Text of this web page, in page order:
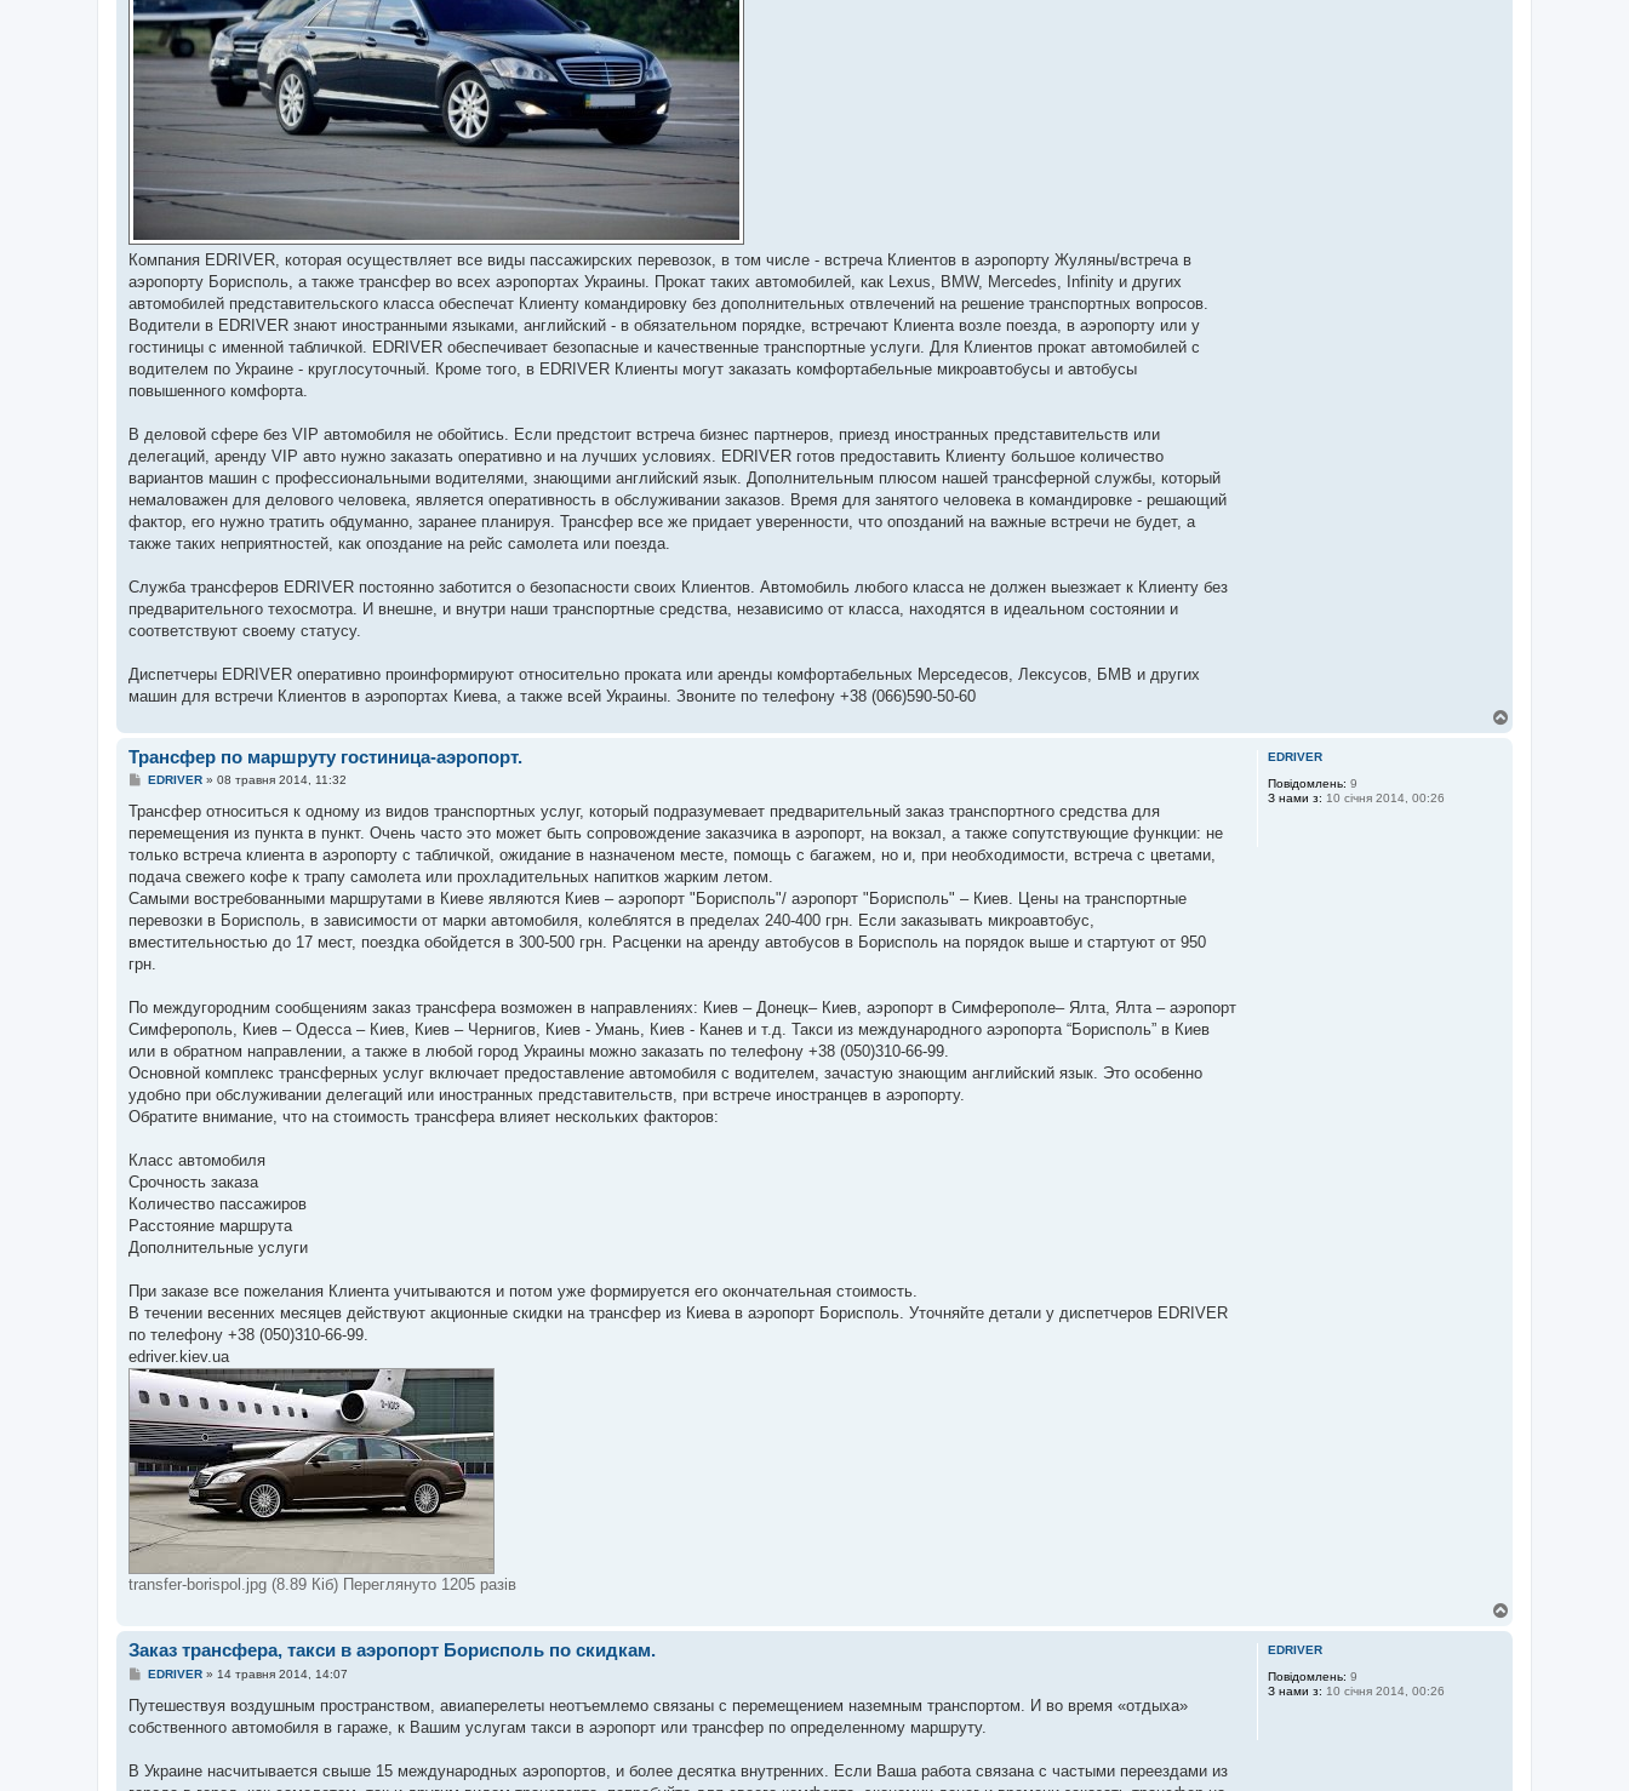
Компания EDRIVER, которая осуществляет все виды пассажирских перевозок, в том числе - встреча Клиентов в аэропорту Жуляны/встреча в
аэропорту Борисполь, а также трансфер во всех аэропортах Украины. Прокат таких автомобилей, как Lexus, BMW, Mercedes, Infinity и других
автомобилей представительского класса обеспечат Клиенту командировку без дополнительных отвлечений на решение транспортных вопросов.
Водители в EDRIVER знают иностранными языками, английский - в обязательном порядке, встречают Клиента возле поезда, в аэропорту или у
гостиницы с именной табличкой. EDRIVER обеспечивает безопасные и качественные транспортные услуги. Для Клиентов прокат автомобилей с
водителем по Украине - круглосуточный. Кроме того, в EDRIVER Клиенты могут заказать комфортабельные микроавтобусы и автобусы
повышенного комфорта.
В деловой сфере без VIP автомобиля не обойтись. Если предстоит встреча бизнес партнеров, приезд иностранных представительств или
делегаций, аренду VIP авто нужно заказать оперативно и на лучших условиях. EDRIVER готов предоставить Клиенту большое количество
вариантов машин с профессиональными водителями, знающими английский язык. Дополнительным плюсом нашей трансферной службы, который
немаловажен для делового человека, является оперативность в обслуживании заказов. Время для занятого человека в командировке - решающий
фактор, его нужно тратить обдуманно, заранее планируя. Трансфер все же придает уверенности, что опозданий на важные встречи не будет, а
также таких неприятностей, как опоздание на рейс самолета или поезда.
Служба трансферов EDRIVER постоянно заботится о безопасности своих Клиентов. Автомобиль любого класса не должен выезжает к Клиенту без
предварительного техосмотра. И внешне, и внутри наши транспортные средства, независимо от класса, находятся в идеальном состоянии и
соответствуют своему статусу.
Диспетчеры EDRIVER оперативно проинформируют относительно проката или аренды комфортабельных Мерседесов, Лексусов, БМВ и других
машин для встречи Клиентов в аэропортах Киева, а также всей Украины. Звоните по телефону +38 (066)590-50-60
EDRIVER
Повідомлень: 9
З нами з: 10 січня 2014, 00:26
Трансфер по маршруту гостиница-аэропорт.
П
в
д
о
л
е
н
я
EDRIVER» 08 травня 2014, 11:32
Трансфер относиться к одному из видов транспортных услуг, который подразумевает предварительный заказ транспортного средства для
перемещения из пункта в пункт. Очень часто это может быть сопровождение заказчика в аэропорт, на вокзал, а также сопутствующие функции: не
только встреча клиента в аэропорту с табличкой, ожидание в назначеном месте, помощь с багажем, но и, при необходимости, встреча с цветами,
подача свежего кофе к трапу самолета или прохладительных напитков жарким летом.
Самыми востребованными маршрутами в Киеве являются Киев – аэропорт "Борисполь"/ аэропорт "Борисполь" – Киев. Цены на транспортные
перевозки в Борисполь, в зависимости от марки автомобиля, колеблятся в пределах 240-400 грн. Если заказывать микроавтобус,
вместительностью до 17 мест, поездка обойдется в 300-500 грн. Расценки на аренду автобусов в Борисполь на порядок выше и стартуют от 950
грн.
По междугородним сообщениям заказ трансфера возможен в направлениях: Киев – Донецк– Киев, аэропорт в Симферополе– Ялта, Ялта – аэропорт
Симферополь, Киев – Одесса – Киев, Киев – Чернигов, Киев - Умань, Киев - Канев и т.д. Такси из международного аэропорта “Борисполь” в Киев
или в обратном направлении, а также в любой город Украины можно заказать по телефону +38 (050)310-66-99.
Основной комплекс трансферных услуг включает предоставление автомобиля с водителем, зачастую знающим английский язык. Это особенно
удобно при обслуживании делегаций или иностранных представительств, при встрече иностранцев в аэропорту.
Обратите внимание, что на стоимость трансфера влияет нескольких факторов:
Класс автомобиля
Срочность заказа
Количество пассажиров
Расстояние маршрута
Дополнительные услуги
При заказе все пожелания Клиента учитываются и потом уже формируется его окончательная стоимость.
В течении весенних месяцев действуют акционные скидки на трансфер из Киева в аэропорт Борисполь. Уточняйте детали у диспетчеров EDRIVER
по телефону +38 (050)310-66-99.
edriver.kiev.ua
transfer-borispol.jpg (8.89 Кіб) Переглянуто 1205 разів
EDRIVER
Повідомлень: 9
З нами з: 10 січня 2014, 00:26
Заказ трансфера, такси в аэропорт Борисполь по скидкам.
П
в
і
д
л
EDRIVER» 14 травня 2014, 14:07
Путешествуя воздушным пространством, авиаперелеты неотъемлемо связаны с перемещением наземным транспортом. И во время «отдыха»
собственного автомобиля в гараже, к Вашим услугам такси в аэропорт или трансфер по определенному маршруту.
В Украине насчитывается свыше 15 международных аэропортов, и более десятка внутренних. Если Ваша работа связана с частыми переездами из